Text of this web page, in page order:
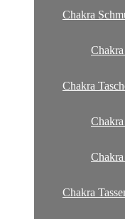
Chakra
Chakra
Chakra